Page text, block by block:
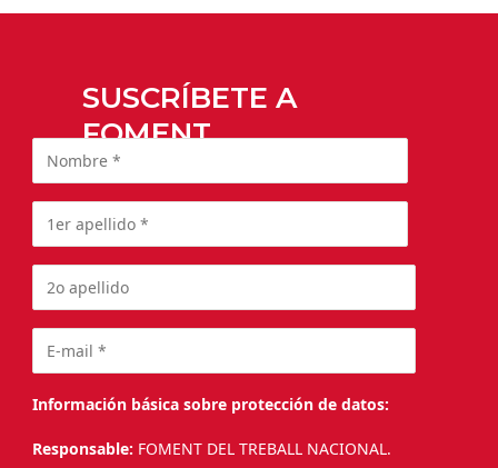
SUSCRÍBETE A
FOMENT
Información básica sobre protección de datos:
Responsable: FOMENT DEL TREBALL NACIONAL.